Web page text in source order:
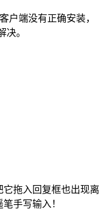
户端没有正确安装，
决。
拖入回复框也出现离
手写输入！